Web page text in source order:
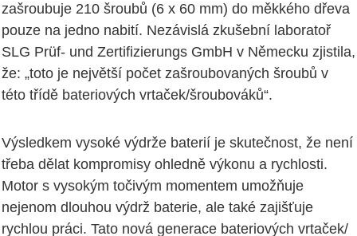
zašroubuje 210 šroubů (6 x 60 mm) do měkkého dřeva
pouze na jedno nabití. Nezávislá zkušební laboratoř
SLG Prüf- und Zertifizierungs GmbH v Německu zjistila,
že: „toto je největší počet zašroubovaných šroubů v
této třídě bateriových vrtaček/šroubováků“.
Výsledkem vysoké výdrže baterií je skutečnost, že není
třeba dělat kompromisy ohledně výkonu a rychlosti.
Motor s vysokým točivým momentem umožňuje
nejenom dlouhou výdrž baterie, ale také zajišťuje
rychlou práci. Tato nová generace bateriových vrtaček/